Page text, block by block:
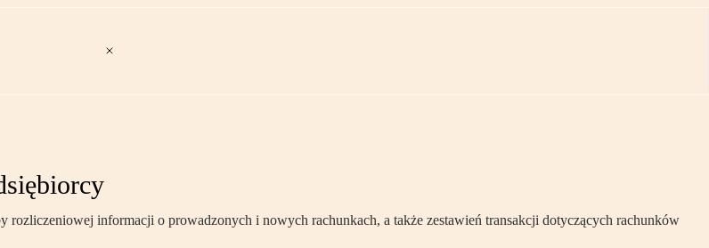
informacji o prowadzonych i nowych rachunkach, a także zestawień transakcji dotyczących rachunków